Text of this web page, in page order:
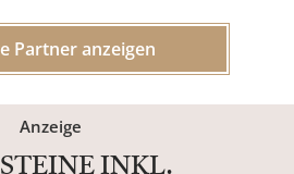
Partner anzeigen
Anzeige
INKL.